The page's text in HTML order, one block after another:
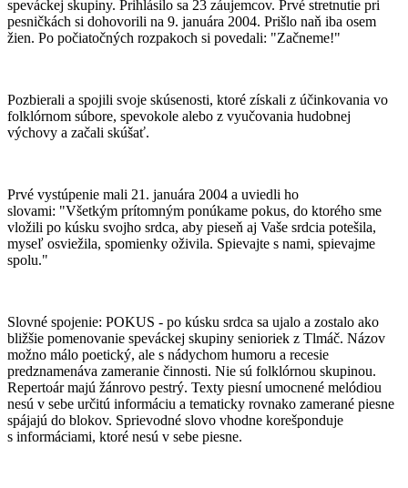
speváckej skupiny. Prihlásilo sa 23 záujemcov. Prvé stretnutie pri
pesničkách si dohovorili na 9. januára 2004. Prišlo naň iba osem
žien. Po počiatočných rozpakoch si povedali: "Začneme!"
Pozbierali a spojili svoje skúsenosti, ktoré získali z účinkovania vo
folklórnom súbore, spevokole alebo z vyučovania hudobnej
výchovy a začali skúšať.
Prvé vystúpenie mali 21. januára 2004 a uviedli ho
slovami: "Všetkým prítomným ponúkame pokus, do ktorého sme
vložili po kúsku svojho srdca, aby pieseň aj Vaše srdcia potešila,
myseľ osviežila, spomienky oživila. Spievajte s nami, spievajme
spolu."
Slovné spojenie: POKUS - po kúsku srdca sa ujalo a zostalo ako
bližšie pomenovanie speváckej skupiny senioriek z Tlmáč. Názov
možno málo poetický, ale s nádychom humoru a recesie
predznamenáva zameranie činnosti. Nie sú folklórnou skupinou.
Repertoár majú žánrovo pestrý. Texty piesní umocnené melódiou
nesú v sebe určitú informáciu a tematicky rovnako zamerané piesne
spájajú do blokov. Sprievodné slovo vhodne korešponduje
s informáciami, ktoré nesú v sebe piesne.